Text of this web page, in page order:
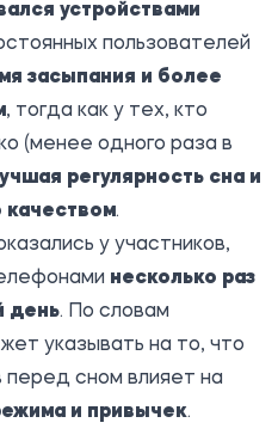
устройствами
пользователей
засыпания и более
, тогда как у тех, кто
(менее одного раза в
регулярность сна и
качеством.
у участников,
несколько раз
день. По словам
указывать на то, что
перед сном влияет на
и привычек.